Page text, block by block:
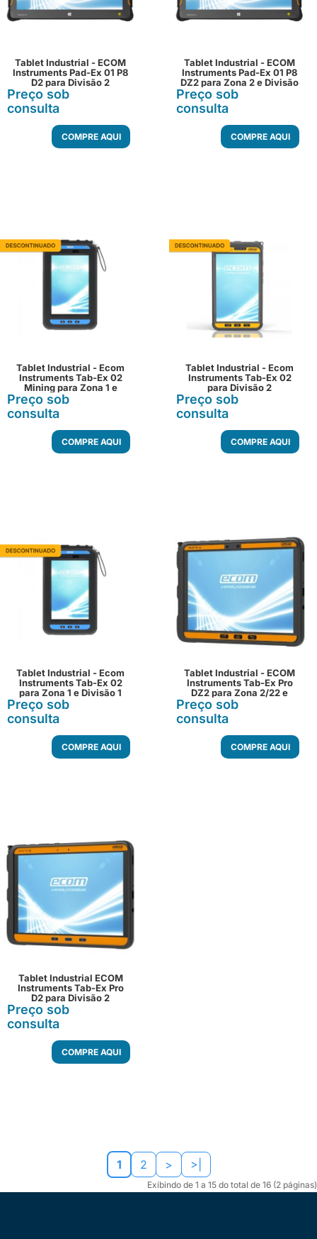
Tablet Industrial - ECOM
Instruments Pad-Ex 01 P8
D2 para Divisão 2
Windows
Preço sob
consulta
COMPRE AQUI
Tablet Industrial - ECOM
Instruments Pad-Ex 01 P8
DZ2 para Zona 2 e Divisão
2 Windows
Preço sob
consulta
COMPRE AQUI
Tablet Industrial - Ecom
Instruments Tab-Ex 02
Mining para Zona 1 e
Divisão 1
Preço sob
consulta
COMPRE AQUI
Tablet Industrial - Ecom
Instruments Tab-Ex 02
para Divisão 2
Preço sob
consulta
COMPRE AQUI
Tablet Industrial - Ecom
Instruments Tab-Ex 02
para Zona 1 e Divisão 1
Preço sob
consulta
COMPRE AQUI
Tablet Industrial - ECOM
Instruments Tab-Ex Pro
DZ2 para Zona 2/22 e
Divisão 2
Preço sob
consulta
COMPRE AQUI
Tablet Industrial ECOM
Instruments Tab-Ex Pro
D2 para Divisão 2
Preço sob
consulta
COMPRE AQUI
1 2 > >|
Exibindo de 1 a 15 do total de 16 (2 páginas)